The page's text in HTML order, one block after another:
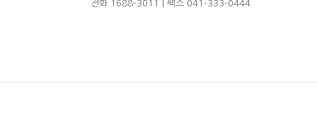
전화 1688-3011 | 팩스 041-333-0444